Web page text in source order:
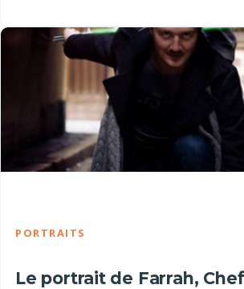
PORTRAITS
Le portrait de Farrah,